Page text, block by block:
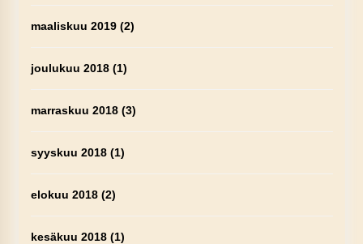
maaliskuu 2019(2)
joulukuu 2018(1)
marraskuu 2018(3)
syyskuu 2018(1)
elokuu 2018(2)
kesäkuu 2018(1)